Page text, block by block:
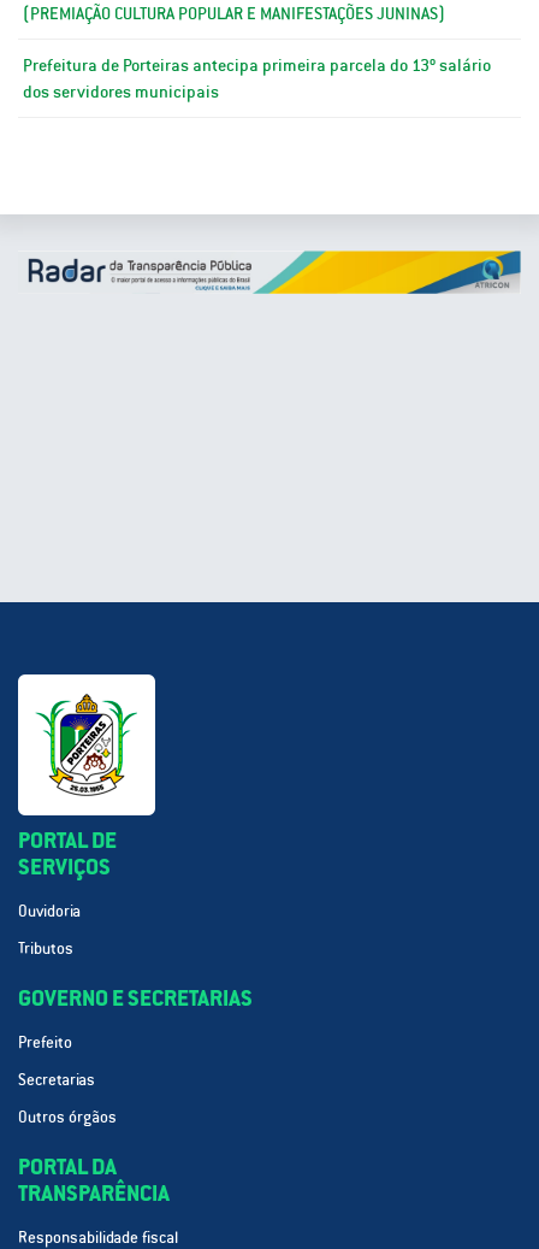
(PREMIAÇÃO CULTURA POPULAR E MANIFESTAÇÕES JUNINAS)
Prefeitura de Porteiras antecipa primeira parcela do 13º salário
dos servidores municipais
PORTAL DE
SERVIÇOS
Ouvidoria
Tributos
GOVERNO E SECRETARIAS
Prefeito
Secretarias
Outros órgãos
PORTAL DA
TRANSPARÊNCIA
Responsabilidade fiscal